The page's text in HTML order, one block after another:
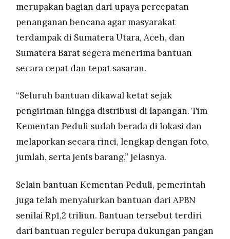
merupakan bagian dari upaya percepatan
penanganan bencana agar masyarakat
terdampak di Sumatera Utara, Aceh, dan
Sumatera Barat segera menerima bantuan
secara cepat dan tepat sasaran.
“Seluruh bantuan dikawal ketat sejak
pengiriman hingga distribusi di lapangan. Tim
Kementan Peduli sudah berada di lokasi dan
melaporkan secara rinci, lengkap dengan foto,
jumlah, serta jenis barang,” jelasnya.
Selain bantuan Kementan Peduli, pemerintah
juga telah menyalurkan bantuan dari APBN
senilai Rp1,2 triliun. Bantuan tersebut terdiri
dari bantuan reguler berupa dukungan pangan